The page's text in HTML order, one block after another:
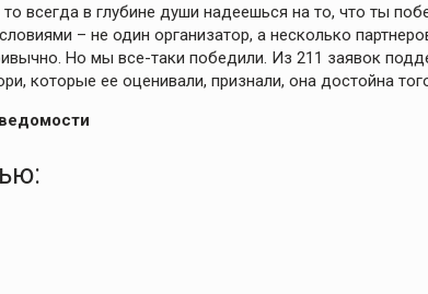
всегда в глубине души надеешься на то, что ты
– не один организатор, а несколько
Но мы все-таки победили. Из 211 заявок
которые ее оценивали, признали, она достойна